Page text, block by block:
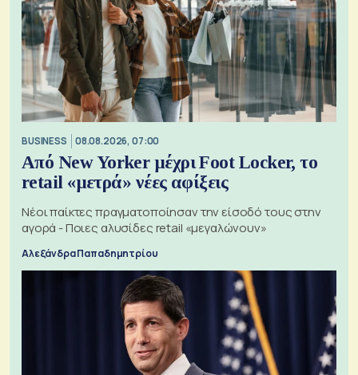
BUSINESS 08.08.2026, 07:00
Από New Yorker μέχρι Foot Locker, το
retail «μετρά» νέες αφίξεις
Νέοι παίκτες πραγματοποίησαν την είσοδό τους στην
αγορά - Ποιες αλυσίδες retail «μεγαλώνουν»
Αλεξάνδρα Παπαδημητρίου